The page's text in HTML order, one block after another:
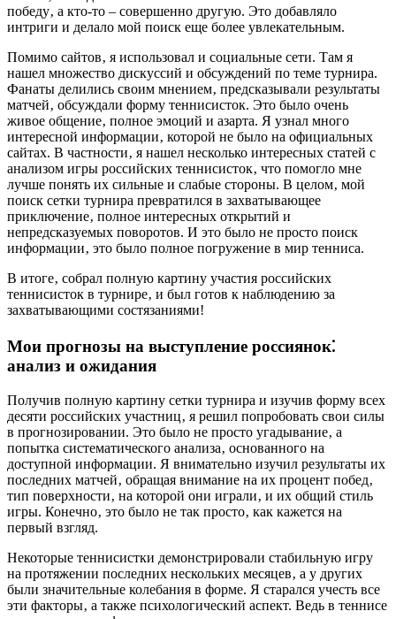
победу‚ а кто-то – совершенно другую. Это добавляло
интриги и делало мой поиск еще более увлекательным.
Помимо сайтов‚ я использовал и социальные сети. Там я
нашел множество дискуссий и обсуждений по теме турнира.
Фанаты делились своим мнением‚ предсказывали результаты
матчей‚ обсуждали форму теннисисток. Это было очень
живое общение‚ полное эмоций и азарта. Я узнал много
интересной информации‚ которой не было на официальных
сайтах. В частности‚ я нашел несколько интересных статей с
анализом игры российских теннисисток‚ что помогло мне
лучше понять их сильные и слабые стороны. В целом‚ мой
поиск сетки турнира превратился в захватывающее
приключение‚ полное интересных открытий и
непредсказуемых поворотов. И это было не просто поиск
информации‚ это было полное погружение в мир тенниса.
В итоге‚ собрал полную картину участия российских
теннисисток в турнире‚ и был готов к наблюдению за
захватывающими состязаниями!
Мои прогнозы на выступление россиянок⁚
анализ и ожидания
Получив полную картину сетки турнира и изучив форму всех
десяти российских участниц‚ я решил попробовать свои силы
в прогнозировании. Это было не просто угадывание‚ а
попытка систематического анализа‚ основанного на
доступной информации. Я внимательно изучил результаты их
последних матчей‚ обращая внимание на их процент побед‚
тип поверхности‚ на которой они играли‚ и их общий стиль
игры. Конечно‚ это было не так просто‚ как кажется на
первый взгляд.
Некоторые теннисистки демонстрировали стабильную игру
на протяжении последних нескольких месяцев‚ а у других
были значительные колебания в форме. Я старался учесть все
эти факторы‚ а также психологический аспект. Ведь в теннисе